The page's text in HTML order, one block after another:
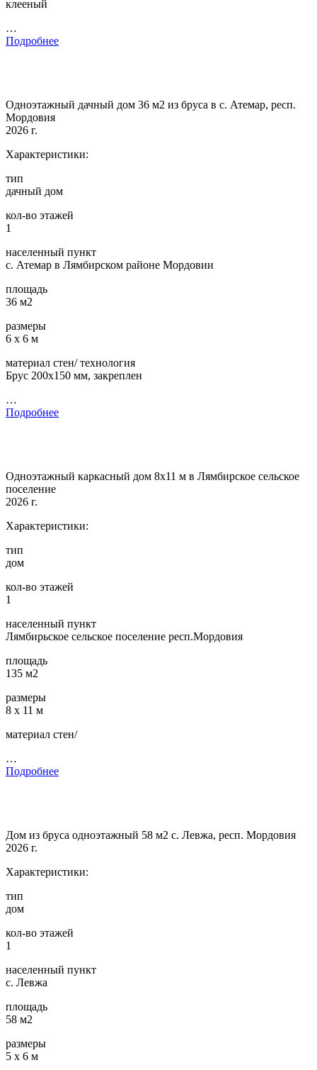
клееный
…
Подробнее
Одноэтажный дачный дом 36 м2 из бруса в с. Атемар, респ.
Мордовия
2026 г.
Характеристики:
тип
дачный дом
кол-во этажей
1
населенный пункт
с. Атемар в Лямбирском районе Мордовии
площадь
36 м2
размеры
6 х 6 м
материал стен/ технология
Брус 200х150 мм, закреплен
…
Подробнее
Одноэтажный каркасный дом 8х11 м в Лямбирское сельское
поселение
2026 г.
Характеристики:
тип
дом
кол-во этажей
1
населенный пункт
Лямбирьское сельское поселение респ.Мордовия
площадь
135 м2
размеры
8 х 11 м
материал стен/
…
Подробнее
Дом из бруса одноэтажный 58 м2 с. Левжа, респ. Мордовия
2026 г.
Характеристики:
тип
дом
кол-во этажей
1
населенный пункт
с. Левжа
площадь
58 м2
размеры
5 х 6 м